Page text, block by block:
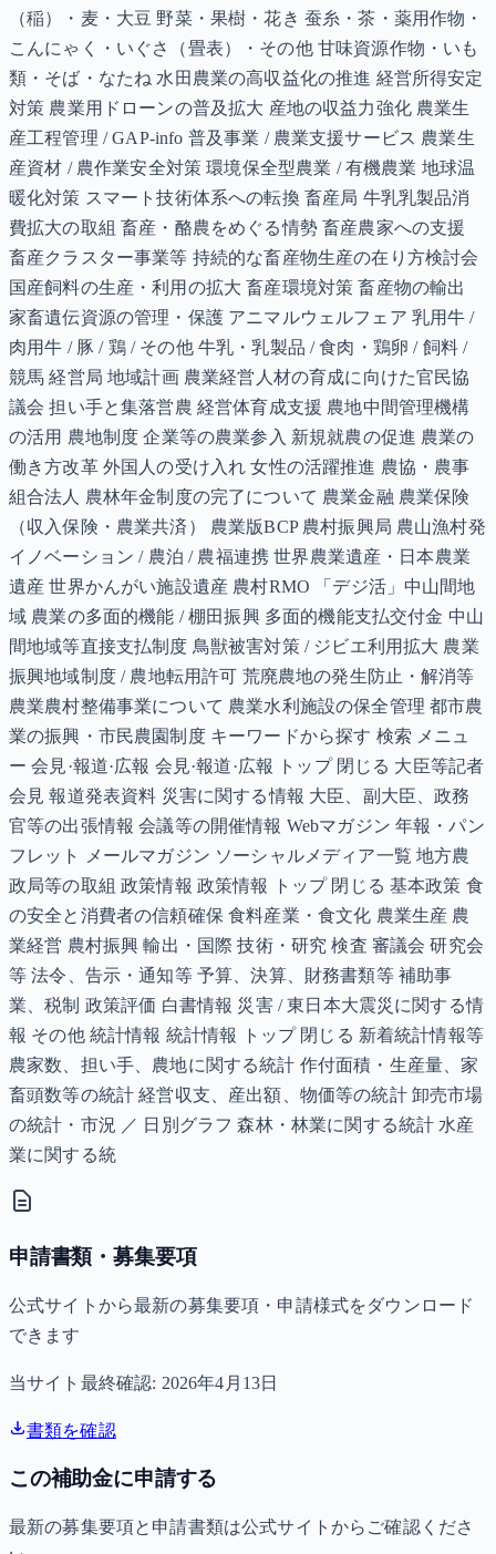
（稲）・麦・大豆 野菜・果樹・花き 蚕糸・茶・薬用作物・
こんにゃく・いぐさ（畳表）・その他 甘味資源作物・いも
類・そば・なたね 水田農業の高収益化の推進 経営所得安定
対策 農業用ドローンの普及拡大 産地の収益力強化 農業生
産工程管理 / GAP-info 普及事業 / 農業支援サービス 農業生
産資材 / 農作業安全対策 環境保全型農業 / 有機農業 地球温
暖化対策 スマート技術体系への転換 畜産局 牛乳乳製品消
費拡大の取組 畜産・酪農をめぐる情勢 畜産農家への支援
畜産クラスター事業等 持続的な畜産物生産の在り方検討会
国産飼料の生産・利用の拡大 畜産環境対策 畜産物の輸出
家畜遺伝資源の管理・保護 アニマルウェルフェア 乳用牛 /
肉用牛 / 豚 / 鶏 / その他 牛乳・乳製品 / 食肉・鶏卵 / 飼料 /
競馬 経営局 地域計画 農業経営人材の育成に向けた官民協
議会 担い手と集落営農 経営体育成支援 農地中間管理機構
の活用 農地制度 企業等の農業参入 新規就農の促進 農業の
働き方改革 外国人の受け入れ 女性の活躍推進 農協・農事
組合法人 農林年金制度の完了について 農業金融 農業保険
（収入保険・農業共済） 農業版BCP 農村振興局 農山漁村発
イノベーション / 農泊 / 農福連携 世界農業遺産・日本農業
遺産 世界かんがい施設遺産 農村RMO 「デジ活」中山間地
域 農業の多面的機能 / 棚田振興 多面的機能支払交付金 中山
間地域等直接支払制度 鳥獣被害対策 / ジビエ利用拡大 農業
振興地域制度 / 農地転用許可 荒廃農地の発生防止・解消等
農業農村整備事業について 農業水利施設の保全管理 都市農
業の振興・市民農園制度 キーワードから探す 検索 メニュ
ー 会見·報道·広報 会見·報道·広報 トップ 閉じる 大臣等記者
会見 報道発表資料 災害に関する情報 大臣、副大臣、政務
官等の出張情報 会議等の開催情報 Webマガジン 年報・パン
フレット メールマガジン ソーシャルメディア一覧 地方農
政局等の取組 政策情報 政策情報 トップ 閉じる 基本政策 食
の安全と消費者の信頼確保 食料産業・食文化 農業生産 農
業経営 農村振興 輸出・国際 技術・研究 検査 審議会 研究会
等 法令、告示・通知等 予算、決算、財務書類等 補助事
業、税制 政策評価 白書情報 災害 / 東日本大震災に関する情
報 その他 統計情報 統計情報 トップ 閉じる 新着統計情報等
農家数、担い手、農地に関する統計 作付面積・生産量、家
畜頭数等の統計 経営収支、産出額、物価等の統計 卸売市場
の統計・市況 ／ 日別グラフ 森林・林業に関する統計 水産
業に関する統
申請書類・募集要項
公式サイトから最新の募集要項・申請様式をダウンロード
できます
当サイト最終確認: 2026年4月13日
書類を確認
この補助金に申請する
最新の募集要項と申請書類は公式サイトからご確認くださ